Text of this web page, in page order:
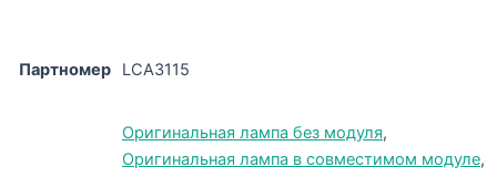
Партномер LCA3115
Оригинальная лампа без модуля,
Оригинальная лампа в совместимом модуле,